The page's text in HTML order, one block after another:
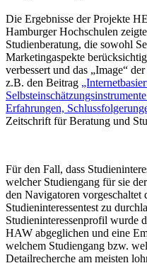
Die Ergebnisse der Projekte
Hamburger Hochschulen
Studienberatung, die sowohl
Marketingaspekte
verbessert und das „Image“
z.B. den Beitrag
Erfahrungen,
Zeitschrift für Beratung und
Für den Fall, dass
welcher Studiengang für sie
den Navigatoren
Studieninteressentest zu
Studieninteressenprofil wurde
HAW abgeglichen und eine
welchem Studiengang bzw.
Detailrecherche am meisten